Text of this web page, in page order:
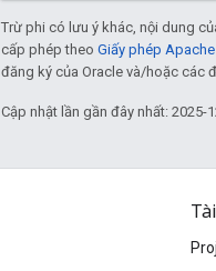
Trừ phi có lưu ý khác, nội dung
cấp phép theo Giấy phép
đăng ký của Oracle và/hoặc các
Cập nhật lần gần đây nhất: 2025-